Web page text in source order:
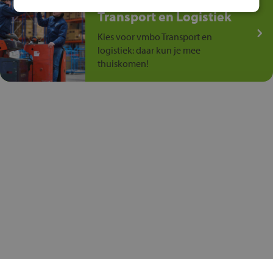
Transport en Logistiek
Kies voor vmbo Transport en
logistiek: daar kun je mee
thuiskomen!